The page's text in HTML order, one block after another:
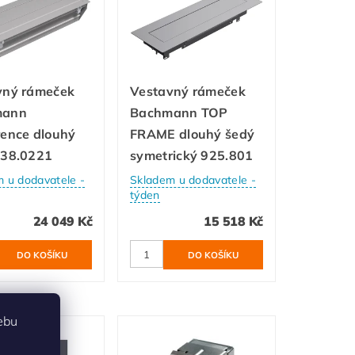
rámeček
dlouhý
u dodavatele -
24 049 Kč
Vestavný rámeček
Bachmann TOP
FRAME dlouhý šedý
symetrický 925.801
Skladem u dodavatele -
týden
15 518 Kč